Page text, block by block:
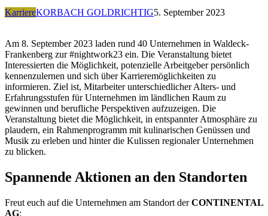
KarriereKORBACH GOLDRICHTIG5. September 2023
Am 8. September 2023 laden rund 40 Unternehmen in Waldeck-
Frankenberg zur #nightwork23 ein. Die Veranstaltung bietet
Interessierten die Möglichkeit, potenzielle Arbeitgeber persönlich
kennenzulernen und sich über Karrieremöglichkeiten zu
informieren. Ziel ist, Mitarbeiter unterschiedlicher Alters- und
Erfahrungsstufen für Unternehmen im ländlichen Raum zu
gewinnen und berufliche Perspektiven aufzuzeigen. Die
Veranstaltung bietet die Möglichkeit, in entspannter Atmosphäre zu
plaudern, ein Rahmenprogramm mit kulinarischen Genüssen und
Musik zu erleben und hinter die Kulissen regionaler Unternehmen
zu blicken.
Spannende Aktionen an den Standorten
Freut euch auf die Unternehmen am Standort derCONTINENTAL
AG: